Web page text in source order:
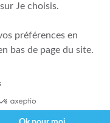
Je choisis.
préférences en
bas de page du site.